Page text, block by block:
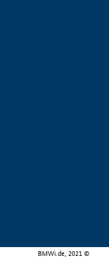
BMWi.de, 2021 ©